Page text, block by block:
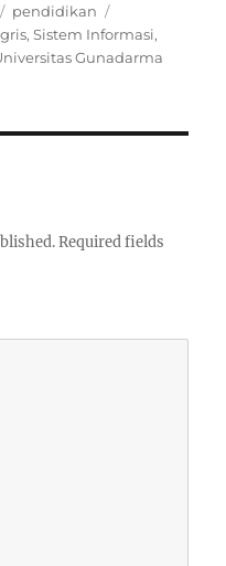
Categories
pendidikan
,Sistem Informasi,
Gunadarma
Required fields